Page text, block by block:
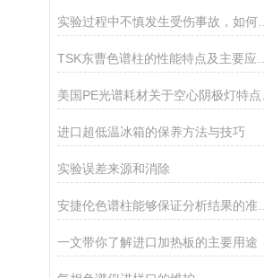
实验过程中不慎发生受伤事故，如何急救
进口超低温冰箱的保养方法与技巧
实验误差来源和消除
安捷伦色谱柱能够保证分析结果的准确性和可靠性
一文带你了解进口加热板的主要用途